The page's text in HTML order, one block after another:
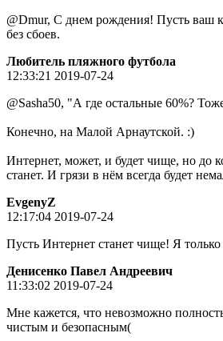
@Dmur, С днем рождения! Пусть ваш
без сбоев.
Любитель пляжного футбола
12:33:21 2019-07-24
@Sasha50, "А где остальные 60%?
Конечно, на Малой Арнаутской. :)
Интернет, может, и будет чище, но до
станет. И грязи в нём всегда будет
EvgenyZ
12:17:04 2019-07-24
Пусть Интернет станет чище! Я только
Денисенко Павел Андреевич
11:33:02 2019-07-24
Мне кажется, что невозможно
чистым и безопасным(